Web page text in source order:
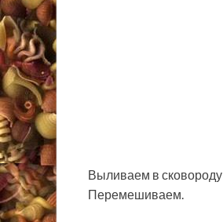
Выливаем в
Перемешиваем.